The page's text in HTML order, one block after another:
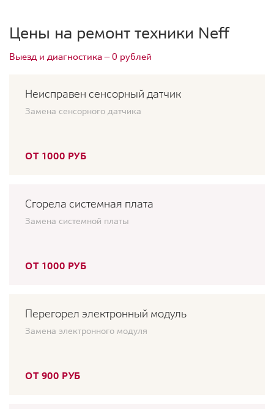
Цены на ремонт техники Neff
Выезд и диагностика — 0 рублей
Неисправен сенсорный датчик
Замена сенсорного датчика
ОТ 1000 РУБ
Сгорела системная плата
Замена системной платы
ОТ 1000 РУБ
Перегорел электронный модуль
Замена электронного модуля
ОТ 900 РУБ